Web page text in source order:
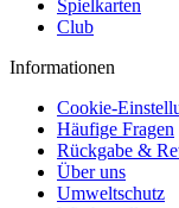
Spielkarten
Club
Informationen
Cookie-
Häufige Fragen
Rückgabe &
Über uns
Umweltschutz